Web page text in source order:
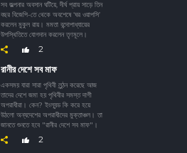
সব জল্পনার অবসান ঘটিয়ে, দীর্ঘ প্রায় সাড়ে তিন
বছর বিজেপি-তে থেকে অবশেষে ‘ঘর ওয়াপসি’
করলেন মুকুল রায়। মমতা বন্দোপাধ্যায়ের
উপস্থিতিতে যোগদান করলেন তৃণমূলে।
2
রানীর দেশে সব মাফ
একসময় যারা সারা পৃথিবী লুন্ঠন করেছে আজ
তাদের দেশে জমা হয় পৃথিবীর সমস্ত দাগী
অপরাধীরা। কেন? ইংল্যন্ড কি করে হয়ে
উঠলো অন্যদেশের অপরাধীদের মুক্তাঞ্চল। তা
জানতে শুনতে হবে "রানীর দেশে সব মাফ"।
2